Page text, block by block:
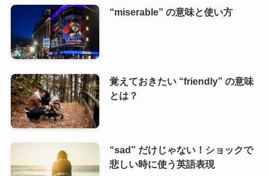
“miserable” の意味と使い方
覚えておきたい “friendly” の意味
とは？
“sad” だけじゃない！ショックで
悲しい時に使う英語表現